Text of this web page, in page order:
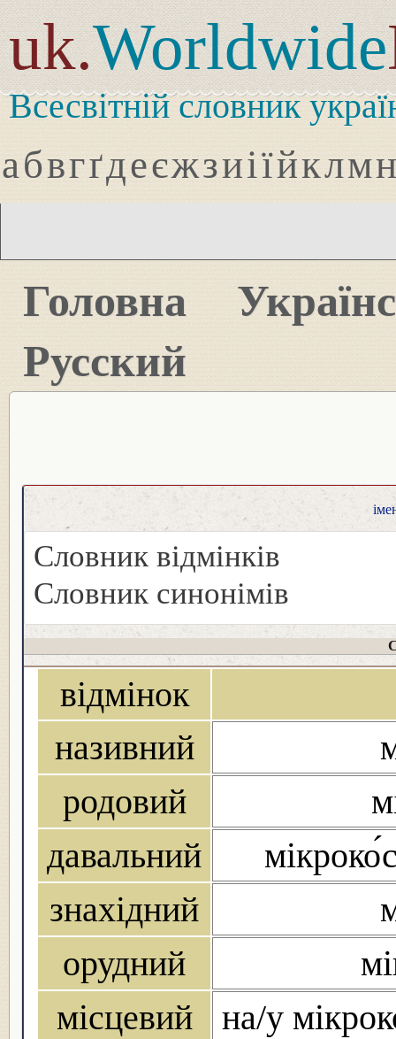
uk.Worldwide
Всесвітній словник
абвгґдеєжзиіїйклмн
Головна
Русский
Словник відмінків
Словник синонімів
відмінок
називний
родовий
давальний
знахідний
орудний
місцевий
на/у